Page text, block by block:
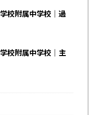
校附属中学校｜過
校附属中学校｜主